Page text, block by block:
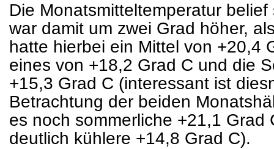
Die Monatsmitteltemperatur
war damit um zwei Grad höher,
hatte hierbei ein Mittel von +20,4
eines von +18,2 Grad C und die
+15,3 Grad C (interessant ist
Betrachtung der beiden
es noch sommerliche +21,1
deutlich kühlere +14,8 Grad C).